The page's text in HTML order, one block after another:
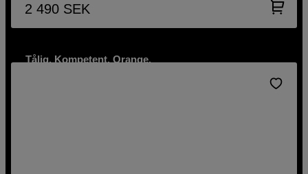
2 490 SEK
Tålig. Kompetent. Orange.